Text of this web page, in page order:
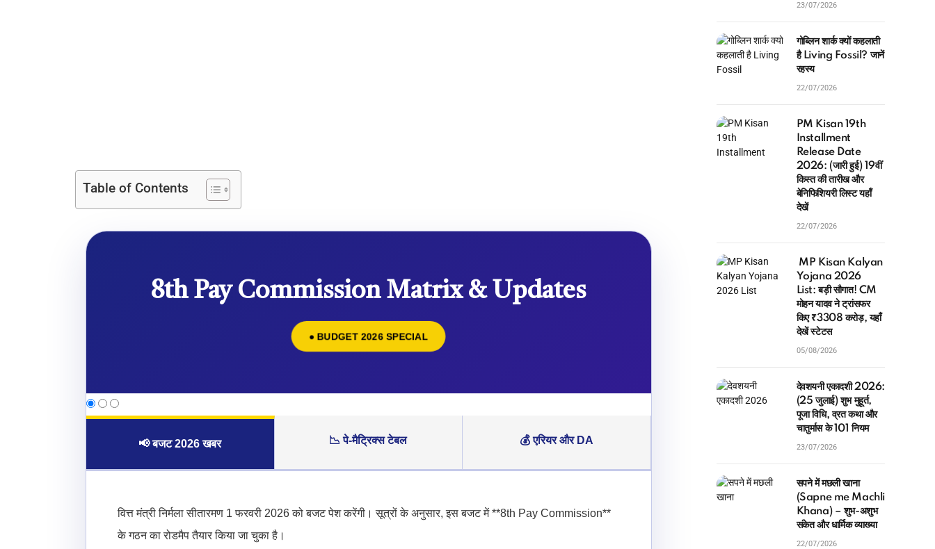
Table of Contents
8th Pay Commission Matrix & Updates
● BUDGET 2026 SPECIAL
📢 बजट 2026 खबर 📉 पे-मैट्रिक्स टेबल 💰 एरियर और DA
वित्त मंत्री निर्मला सीतारमण 1 फरवरी 2026 को बजट पेश करेंगी। सूत्रों के अनुसार, इस बजट में **8th Pay Commission**
के गठन का रोडमैप तैयार किया जा चुका है।
23/07/2026
गोब्लिन शार्क क्यों कहलाती
है Living Fossil? जानें
रहस्य
22/07/2026
PM Kisan 19th
Installment
Release Date
2026: (जारी हुई) 19वीं
किस्त की तारीख और
बेनिफिशियरी लिस्ट यहाँ
देखें
22/07/2026
MP Kisan Kalyan
Yojana 2026
List: बड़ी सौगात! CM
मोहन यादव ने ट्रांसफर
किए ₹3308 करोड़, यहाँ
देखें स्टेटस
05/08/2026
देवशयनी एकादशी 2026:
(25 जुलाई) शुभ मुहूर्त,
पूजा विधि, व्रत कथा और
चातुर्मास के 101 नियम
23/07/2026
सपने में मछली खाना
(Sapne me Machli
Khana) – शुभ-अशुभ
संकेत और धार्मिक व्याख्या
22/07/2026